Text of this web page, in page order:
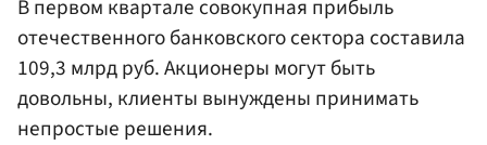
В первом квартале совокупная прибыль
отечественного банковского сектора составила
109,3 млрд руб. Акционеры могут быть
довольны, клиенты вынуждены принимать
непростые решения.